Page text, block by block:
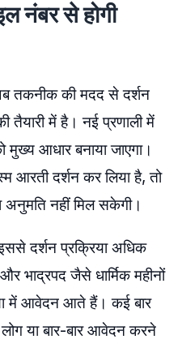
नंबर से होगी
तकनीक की मदद से दर्शन
तैयारी में है। नई प्रणाली में
मुख्य आधार बनाया जाएगा।
आरती दर्शन कर लिया है, तो
अनुमति नहीं मिल सकेगी।
दर्शन प्रक्रिया अधिक
भाद्रपद जैसे धार्मिक महीनों
में आवेदन आते हैं। कई बार
लोग या बार-बार आवेदन करने